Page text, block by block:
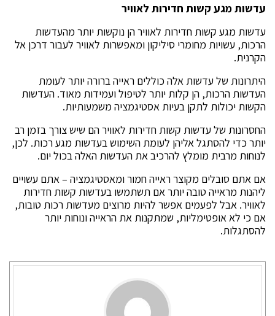
עדשות מגע קשות חדירות לאוויר
עדשות מגע קשות חדירות לאוויר הן נוקשות יותר מהעדשות
הרכות, עשויות מחומרי סיליקון ומאפשרות לאוויר לעבור דרכן אל
הקרנית.
היתרונות של עדשות אלה כוללים ראייה ברורה יותר לעומת
העדשות הרכות, הן קלות יותר לטיפול ועמידות מאוד. העדשות
הקשות יכולות לתקן בעיות אסטיגמציה משמעותיות.
החסרונות של עדשות קשות חדירות לאוויר הם שיש צורך בזמן רב
יותר כדי להסתגל אליהן לעומת השימוש בעדשות מגע רכות. לכן,
לנוחות מרבית מומלץ להרכיב את העדשות האלה בכול יום.
אם אתם סובלים מקוצר ראייה חמור ומאסטיגמציה – אתם עשויים
ליהנות מראייה טובה יותר אם תשתמשו בעדשות קשות חדירות
לאוויר. אבל לפעמים אפשר להיות מרוצים מעדשות רכות טובות,
אם כי לא אופטימליות, שמתקנות את הראייה ונוחות יותר
להסתגלות.